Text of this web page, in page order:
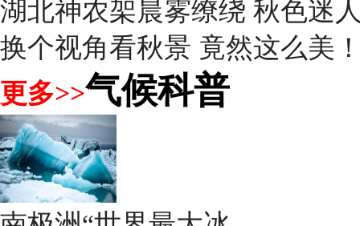
湖北神农架晨雾缭绕 秋色迷
换个视角看秋景 竟然这么美
更多>>气候科普